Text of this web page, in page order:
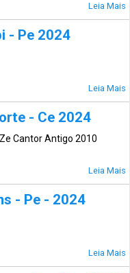
Leia Mais
- Pe 2024
Leia Mais
- Ce 2024
Antigo 2010
Leia Mais
- Pe - 2024
Leia Mais